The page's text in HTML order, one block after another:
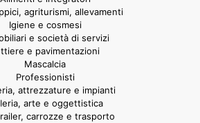
agriturismi, allevamenti
Igiene e cosmesi
e società di servizi
e pavimentazioni
Mascalcia
Professionisti
attrezzature e impianti
arte e oggettistica
carrozze e trasporto